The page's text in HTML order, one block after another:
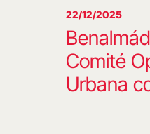
22/12/2025
Comité
Urbana